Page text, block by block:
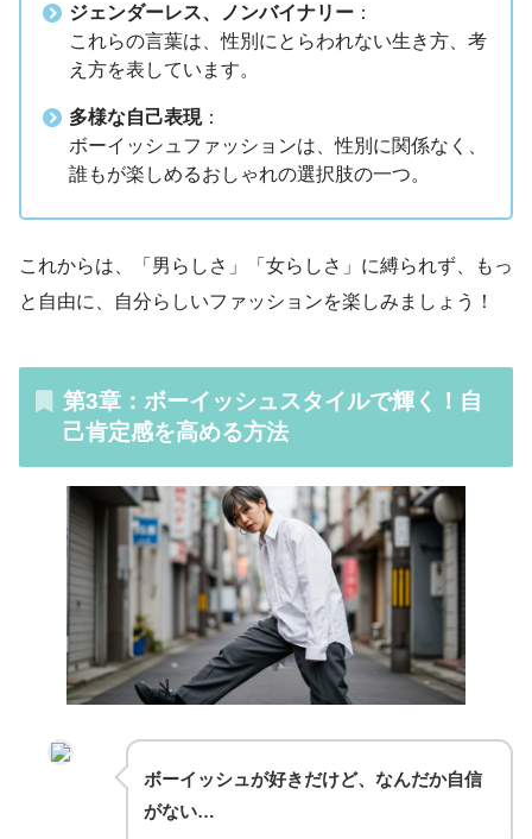
ジェンダーレス、ノンバイナリー ：
これらの言葉は、性別にとらわれない生き方、考
え方を表しています。
多様な自己表現：
ボーイッシュファッションは、性別に関係なく、
誰もが楽しめるおしゃれの選択肢の一つ。
これからは、「男らしさ」「女らしさ」に縛られず、もっ
と自由に、自分らしいファッションを楽しみましょう！
第3章：ボーイッシュスタイルで輝く！自
己肯定感を高める方法
ボーイッシュが好きだけど、なんだか自信
がない…